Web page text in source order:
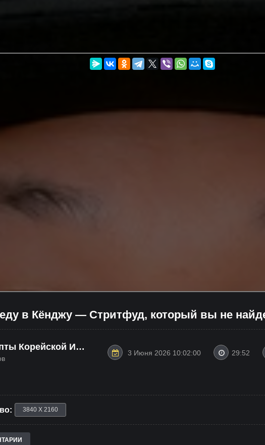
в Кёнджу — Стритфуд, который вы не
Корейской И
3 Июня 2026 10:02:00 29:52
3840 X 2160